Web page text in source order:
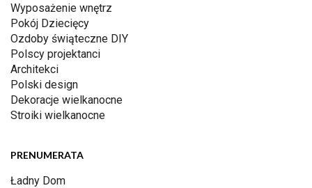
Wyposażenie wnętrz
Pokój Dziecięcy
Ozdoby świąteczne DIY
Polscy projektanci
Architekci
Polski design
Dekoracje wielkanocne
Stroiki wielkanocne
PRENUMERATA
Ładny Dom